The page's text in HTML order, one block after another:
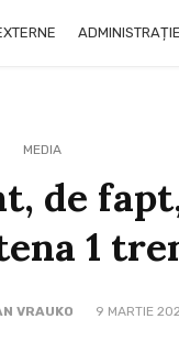
MEDIA
de
1
VRAUKO 9 MARTIE